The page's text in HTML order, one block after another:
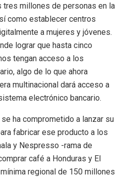
tres millones de personas en la
como establecer centros
a mujeres y jóvenes.
lograr que hasta cinco
tengan acceso a los
algo de lo que ahora
multinacional dará acceso a
electrónico bancario.
ha comprometido a lanzar su
fabricar ese producto a los
y Nespresso -rama de
café a Honduras y El
regional de 150 millones